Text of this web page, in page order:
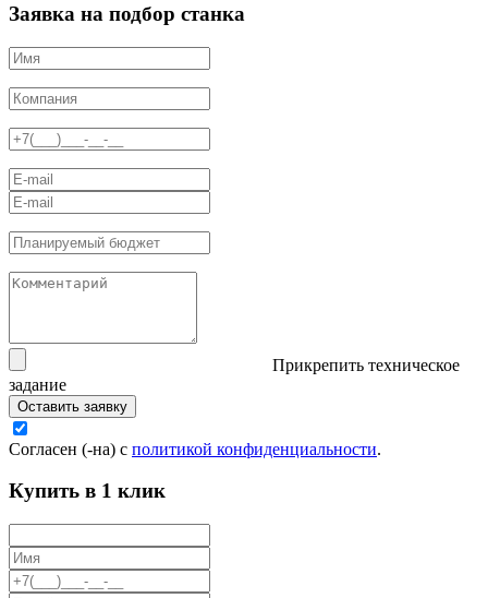
Заявка на подбор станка
Прикрепить техническое
задание
Оставить заявку
Согласен (-на) с политикой конфиденциальности.
Купить в 1 клик